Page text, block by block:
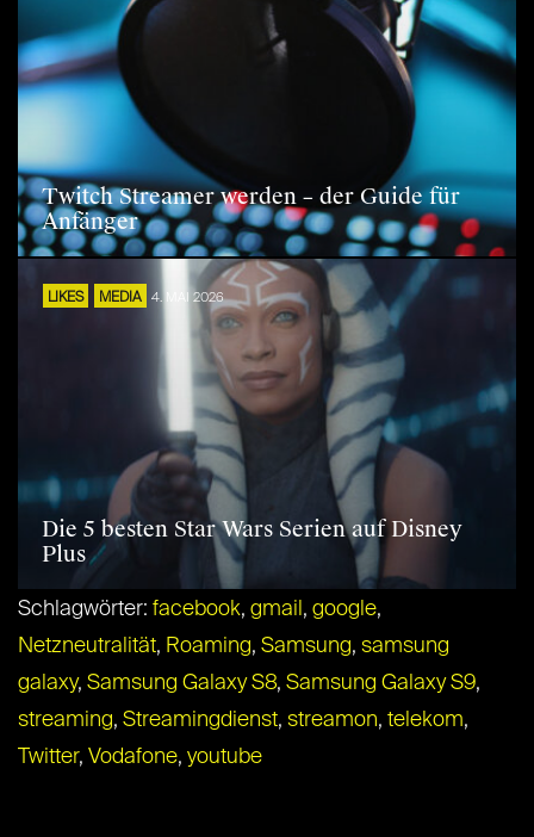
Twitch Streamer werden – der Guide für
Anfänger
LIKES MEDIA 4. MAI 2026
Die 5 besten Star Wars Serien auf Disney
Plus
Schlagwörter: facebook, gmail , google,
Netzneutralität, Roaming, Samsung, samsung
galaxy, Samsung Galaxy S8, Samsung Galaxy S9,
streaming, Streamingdienst, streamon, telekom,
Twitter, Vodafone, youtube